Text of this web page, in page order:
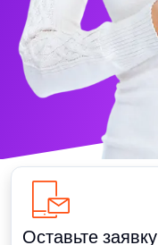
Оставьте заявку